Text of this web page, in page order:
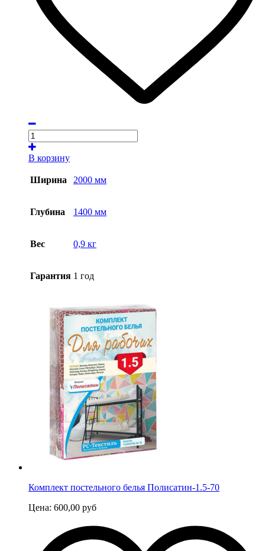
В корзину
Ширина 2000 мм
Глубина 1400 мм
Вес 0,9 кг
Гарантия 1 год
Комплект постельного белья Полисатин-1.5-70
Цена: 600,00 руб